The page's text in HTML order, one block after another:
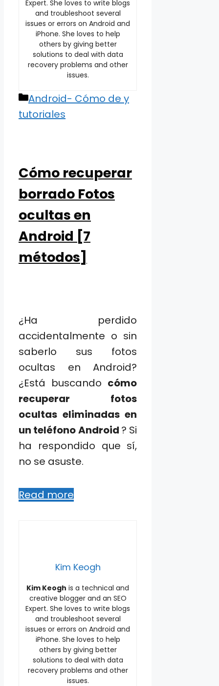
Expert. She loves to write blogs
and troubleshoot several
issues or errors on Android and
iPhone. She loves to help
others by giving better
solutions to deal with data
recovery problems and other
issues.
Categories
Android- Cómo de y
tutoriales
Cómo recuperar
borrado Fotos
ocultas en
Android [7
métodos]
¿Ha perdido
accidentalmente o sin
saberlo sus fotos
ocultas en Android?
¿Está buscando cómo
recuperar fotos
ocultas eliminadas en
un teléfono Android ? Si
ha respondido que sí,
no se asuste.
Read more
Kim Keogh
Kim Keogh is a technical and
creative blogger and an SEO
Expert. She loves to write blogs
and troubleshoot several
issues or errors on Android and
iPhone. She loves to help
others by giving better
solutions to deal with data
recovery problems and other
issues.